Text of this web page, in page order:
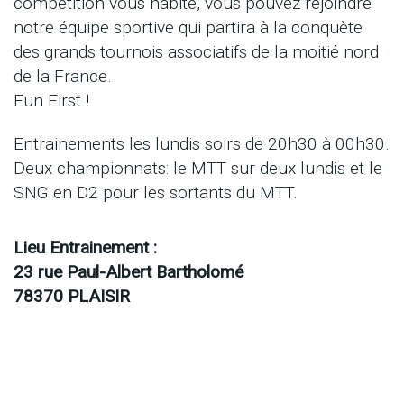
notre équipe sportive qui partira à la conquète
des grands tournois associatifs de la moitié nord
de la France.
Fun First !
Entrainements les lundis soirs de 20h30 à 00h30.
Deux championnats: le MTT sur deux lundis et le
SNG en D2 pour les sortants du MTT.
Lieu Entrainement :
23 rue Paul-Albert Bartholomé
78370 PLAISIR